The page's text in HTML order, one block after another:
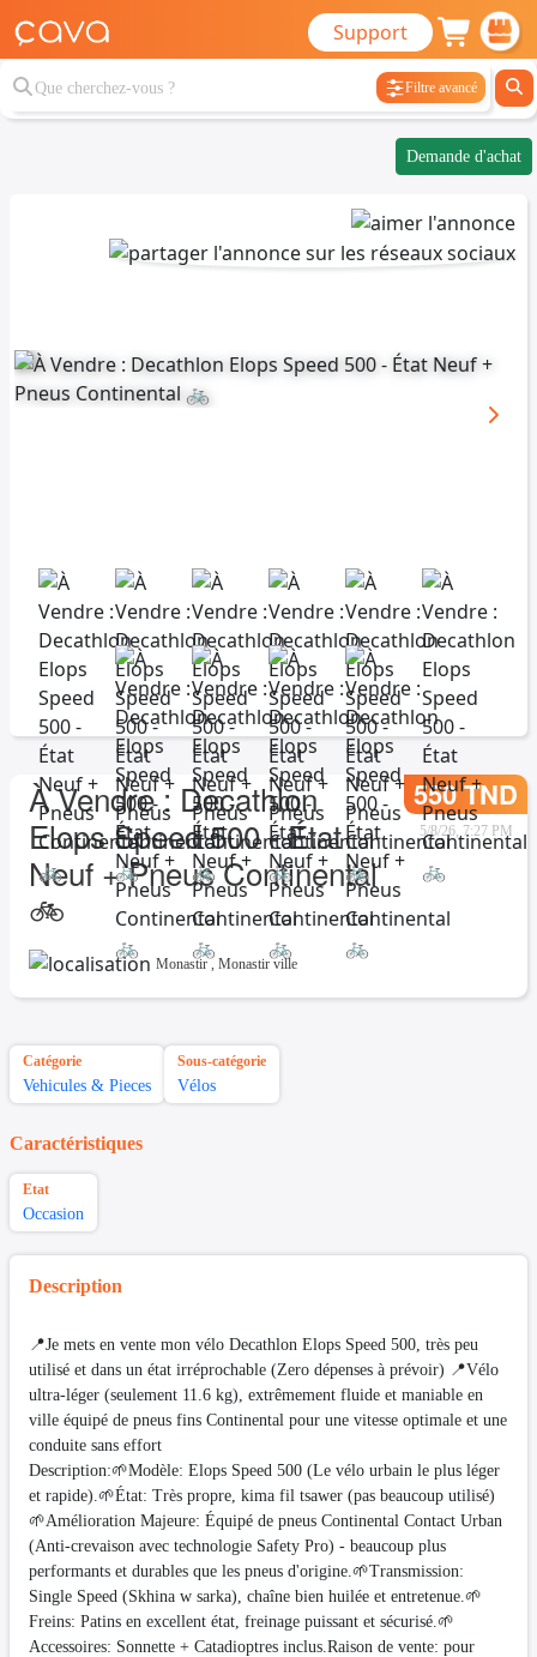
Support
Filtre avancé
Demande d'achat
À Vendre : Decathlon
Elops Speed 500 - État
Neuf + Pneus Continental
🚲
550 TND
5/8/26, 7:27 PM
Monastir, Monastir ville
Catégorie
Vehicules & Pieces
Sous-catégorie
Vélos
Caractéristiques
Etat
Occasion
Description
📍Je mets en vente mon vélo Decathlon Elops Speed 500, très peu
utilisé et dans un état irréprochable (Zero dépenses à prévoir) 📍Vélo
ultra-léger (seulement 11.6 kg), extrêmement fluide et maniable en
ville équipé de pneus fins Continental pour une vitesse optimale et une
conduite sans effort
Description:🌱Modèle: Elops Speed 500 (Le vélo urbain le plus léger
et rapide).🌱État: Très propre, kima fil tsawer (pas beaucoup utilisé)
🌱Amélioration Majeure: Équipé de pneus Continental Contact Urban
(Anti-crevaison avec technologie Safety Pro) - beaucoup plus
performants et durables que les pneus d'origine.🌱Transmission:
Single Speed (Skhina w sarka), chaîne bien huilée et entretenue.🌱
Freins: Patins en excellent état, freinage puissant et sécurisé.🌱
Accessoires: Sonnette + Catadioptres inclus.Raison de vente: pour